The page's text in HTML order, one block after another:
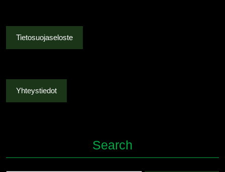
Tietosuojaseloste
Yhteystiedot
Search